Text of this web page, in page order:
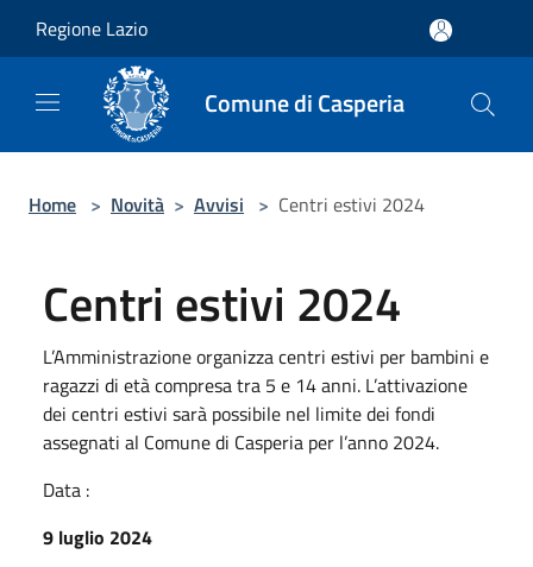
Regione Lazio
Comune di Casperia
Home > Novità > Avvisi > Centri estivi 2024
Centri estivi 2024
L’Amministrazione organizza centri estivi per bambini e
ragazzi di età compresa tra 5 e 14 anni. L’attivazione
dei centri estivi sarà possibile nel limite dei fondi
assegnati al Comune di Casperia per l’anno 2024.
Data :
9 luglio 2024